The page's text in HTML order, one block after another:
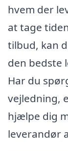
hvem der
at tage
tilbud, kan
den bedste
Har du
vejledning,
hjælpe dig
leverandør